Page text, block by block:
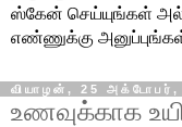
ஸ்கேன் செய்யுங்கள்
எண்ணுக்கு
வியாழன், 25 அக்டோபர்,
உணவுக்காக